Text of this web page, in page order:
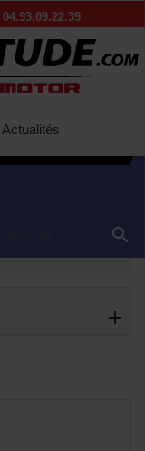
04.93.09.22.39
Actualités
